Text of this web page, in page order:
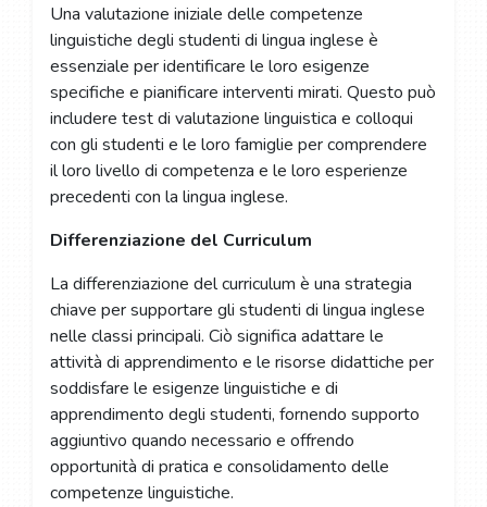
Una valutazione iniziale delle competenze
linguistiche degli studenti di lingua inglese è
essenziale per identificare le loro esigenze
specifiche e pianificare interventi mirati. Questo può
includere test di valutazione linguistica e colloqui
con gli studenti e le loro famiglie per comprendere
il loro livello di competenza e le loro esperienze
precedenti con la lingua inglese.
Differenziazione del Curriculum
La differenziazione del curriculum è una strategia
chiave per supportare gli studenti di lingua inglese
nelle classi principali. Ciò significa adattare le
attività di apprendimento e le risorse didattiche per
soddisfare le esigenze linguistiche e di
apprendimento degli studenti, fornendo supporto
aggiuntivo quando necessario e offrendo
opportunità di pratica e consolidamento delle
competenze linguistiche.